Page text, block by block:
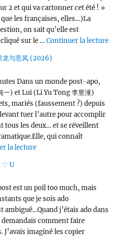
2 et qui va cartonner cet été ! »
les françaises, elles…)La
on sait qu’elle est
sur le …Continuer la lecturede «
龙与恶凤 (2026)
Dans un monde post-apo,
一) et Lui (Li Yu Tong 李昱潼)
mariés (faussement ?) depuis
tuer l’autre pour accomplir
tous les deux… et se réveillent
qui connaît
la lecturede « Love, Lies, and Spies
♡ U
est un poil too much, mais
que je sois ado
ambiguë…Quand j’étais ado dans
demandais comment faire
J’avais imaginé les copier